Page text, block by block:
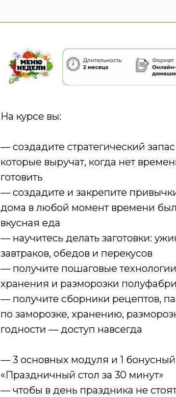
На курсе вы:
— создадите стратегический запас
которые выручат, когда нет
готовить
— создадите и закрепите
дома в любой момент времени
вкусная еда
— научитесь делать заготовки:
завтраков, обедов и перекусов
— получите пошаговые
хранения и разморозки
— получите сборники рецептов,
по заморозке, хранению,
годности — доступ навсегда
— 3 основных модуля и 1 бонусный
«Праздничный стол за 30 минут»
— чтобы в день праздника не